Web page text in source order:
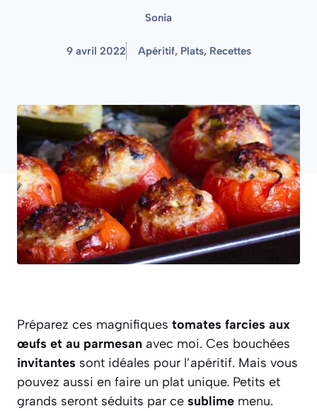
Sonia
9 avril 2022 Apéritif, Plats, Recettes
Préparez ces magnifiques tomates farcies aux
œufs et au parmesan avec moi. Ces bouchées
invitantes sont idéales pour l’apéritif. Mais vous
pouvez aussi en faire un plat unique. Petits et
grands seront séduits par ce sublime menu.